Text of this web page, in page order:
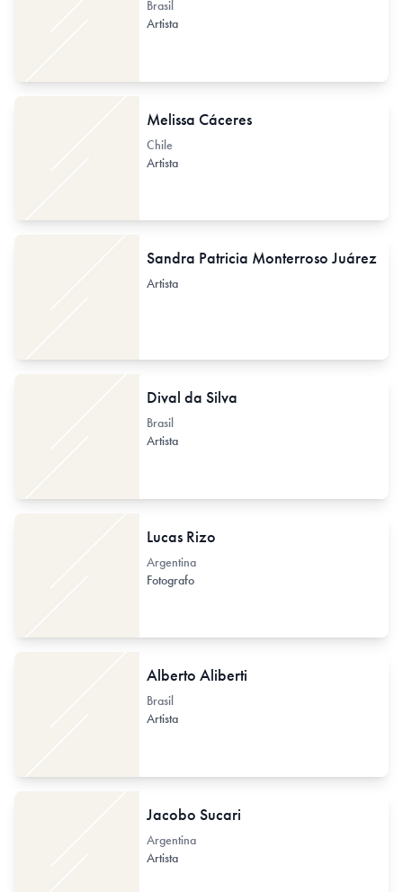
Brasil
Artista
Melissa Cáceres
Chile
Artista
Sandra Patricia Monterroso Juárez
Artista
Dival da Silva
Brasil
Artista
Lucas Rizo
Argentina
Fotografo
Alberto Aliberti
Brasil
Artista
Jacobo Sucari
Argentina
Artista